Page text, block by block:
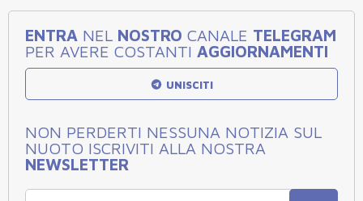
ENTRA NEL NOSTRO CANALE TELEGRAM
PER AVERE COSTANTI AGGIORNAMENTI
UNISCITI
NON PERDERTI NESSUNA NOTIZIA SUL
NUOTO ISCRIVITI ALLA NOSTRA
NEWSLETTER